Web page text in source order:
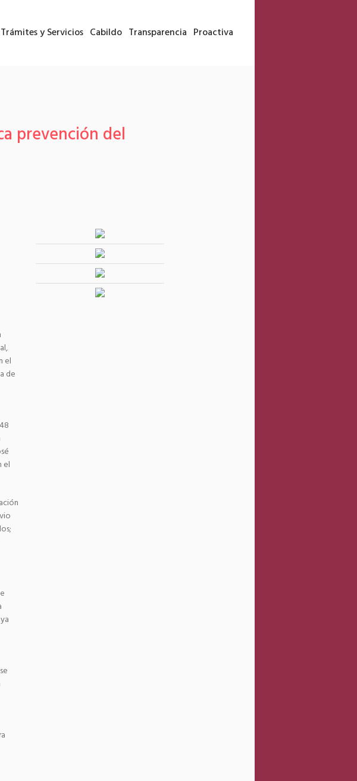
Trámites y Servicios Cabildo Transparencia Proactiva
prevención del
el
de
el